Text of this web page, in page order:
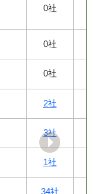
0社
0社
0社
2社
3社
1社
34社